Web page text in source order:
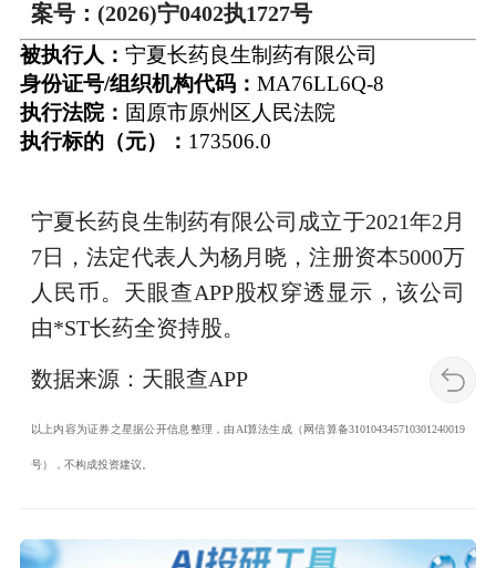
案号：(2026)宁0402执1727号
被执行人： 宁夏长药良生制药有限公司
身份证号/组织机构代码： MA76LL6Q-8
执行法院： 固原市原州区人民法院
执行标的（元）： 173506.0
宁夏长药良生制药有限公司成立于2021年2月
7日，法定代表人为杨月晓，注册资本5000万
人民币。天眼查APP股权穿透显示，该公司
由*ST长药全资持股。
数据来源：天眼查APP
以上内容为证券之星据公开信息整理，由AI算法生成（网信算备310104345710301240019
号），不构成投资建议。